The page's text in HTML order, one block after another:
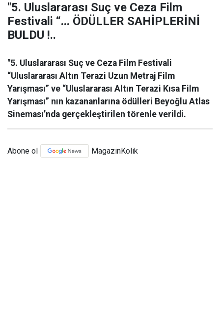
"5. Uluslararası Suç ve Ceza Film
Festivali “... ÖDÜLLER SAHİPLERİNİ
BULDU !..
"5. Uluslararası Suç ve Ceza Film Festivali
“Uluslararası Altın Terazi Uzun Metraj Film
Yarışması” ve “Uluslararası Altın Terazi Kısa Film
Yarışması” nın kazananlarına ödülleri Beyoğlu Atlas
Sineması’nda gerçekleştirilen törenle verildi.
Abone ol MagazinKolik